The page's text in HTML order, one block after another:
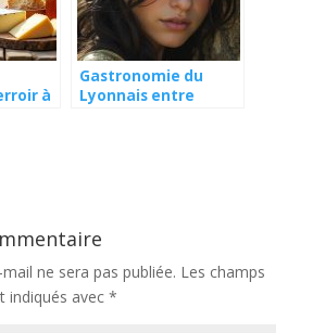
à
Gastronomie du
Lyonnais entre
ne sera pas publiée. Les champs
indiqués avec *